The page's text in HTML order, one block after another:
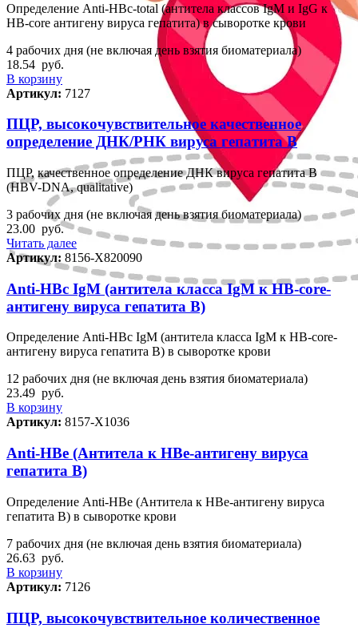
Определение Anti-HBс-total (антитела классов IgM и IgG к
HB-core антигену вируса гепатита) в сыворотке крови
4 рабочих дня (не включая день взятия биоматериала)
18.54 руб.
В корзину
Артикул: 7127
ПЦР, высокочувствительное качественное
определение ДНК/РНК вируса гепатита В
ПЦР, качественное определение ДНК вируса гепатита В
(HBV-DNA, qualitative)
3 рабочих дня (не включая день взятия биоматериала)
23.00 руб.
Читать далее
Артикул: 8156-Х820090
Anti-HBс IgМ (антитела класса IgМ к HB-core-
антигену вируса гепатита B)
Определение Anti-HBс IgМ (антитела класса IgМ к HB-core-
антигену вируса гепатита B) в сыворотке крови
12 рабочих дня (не включая день взятия биоматериала)
23.49 руб.
В корзину
Артикул: 8157-Х1036
Anti-HBе (Антитела к HBе-антигену вируса
гепатита B)
Определение Anti-HBе (Антитела к HBе-антигену вируса
гепатита B) в сыворотке крови
7 рабочих дня (не включая день взятия биоматериала)
26.63 руб.
В корзину
Артикул: 7126
ПЦР, высокочувствительное количественное